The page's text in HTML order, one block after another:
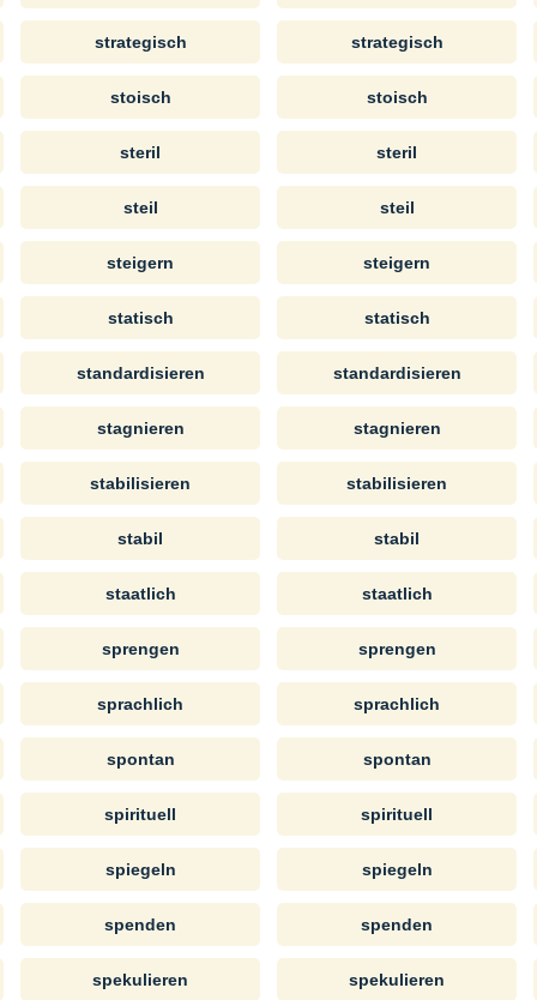
strategisch
stoisch
steril
steil
steigern
statisch
standardisieren
stagnieren
stabilisieren
stabil
staatlich
sprengen
sprachlich
spontan
spirituell
spiegeln
spenden
spekulieren
strategisch
stoisch
steril
steil
steigern
statisch
standardisieren
stagnieren
stabilisieren
stabil
staatlich
sprengen
sprachlich
spontan
spirituell
spiegeln
spenden
spekulieren